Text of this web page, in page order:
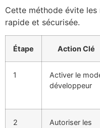
Cette méthode évite les
rapide et sécurisée.
Étape Action Clé
1
Activer le
développeur
2
Autoriser les